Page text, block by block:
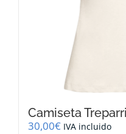
Camiseta
30,00€ IVA incluido